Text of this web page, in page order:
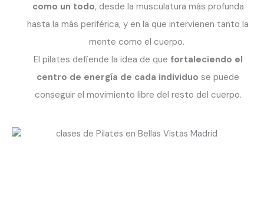
como un todo, desde la musculatura más profunda
hasta la más periférica, y en la que intervienen tanto la
mente como el cuerpo.
El pilates defiende la idea de que fortaleciendo el
centro de energía de cada individuo se puede
conseguir el movimiento libre del resto del cuerpo.